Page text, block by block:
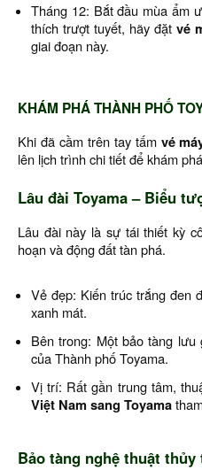
Tháng 12: Bắt đầu mùa ẩm
thích trượt tuyết, hãy đặt vé
giai đoạn này.
KHÁM PHÁ THÀNH PHỐ
Khi đã cầm trên tay tấm vé
lên lịch trình chi tiết để khám
Lâu đài Toyama – Biểu
Lâu đài này là sự tái thiết kỳ
hoạn và động đất tàn phá.
Vẻ đẹp: Kiến trúc trắng đen
xanh mát.
Bên trong: Một bảo tàng
của Thành phố Toyama.
Vị trí: Rất gần trung tâm,
Việt Nam sang Toyama
Bảo tàng nghệ thuật thủy